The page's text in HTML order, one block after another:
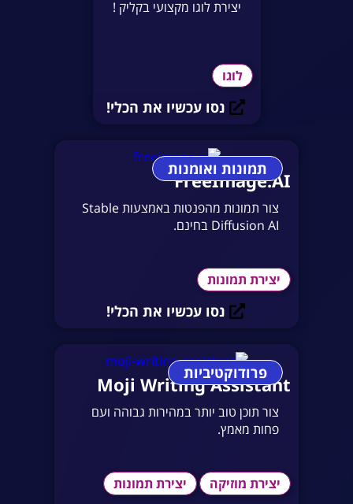
יצירת לוגו מקצועי בקליק !
לוגו
נסו עכשיו את הכלי!
תמונות ואומנות
FreeImage.AI
צור תמונות מהפנטות באמצעות Stable
Diffusion AI בחינם.
יצירת תמונות
נסו עכשיו את הכלי!
פרודוקטיביות
Moji Writing Assistant
צור תוכן טוב יותר במהירות גבוהה ועם
פחות מאמץ.
יצירת מוזיקה יצירת תמונות